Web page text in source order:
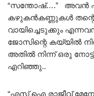
“സന്തോഷ്‌….” അവൻ
കഴുകൻകണ്ണുകൾ തന്റെ
വായിച്ചെടുക്കും
ജോസിന്റെ കയ്യിൽ
അതിൽ നിന്ന് ഒരു
എറിഞ്ഞു..
“എസ് ഐ രാജീവ്‌